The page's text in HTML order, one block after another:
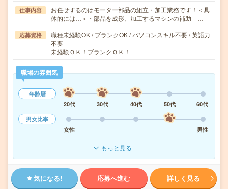
仕事内容
お任せするのはモーター部品の組立・加工業務です！＜具
体的には…＞・部品を成形、加工するマシンの補助 …
応募資格
職種未経験OK / ブランクOK / パソコンスキル不要 / 英語力
不要
未経験ＯＫ！ブランクＯＫ！
職場の雰囲気
年齢層
20代
30代 40代 50代
60代
男女比率
女性
男性
もっと見る
気になる! 応募へ進む 詳しく見る